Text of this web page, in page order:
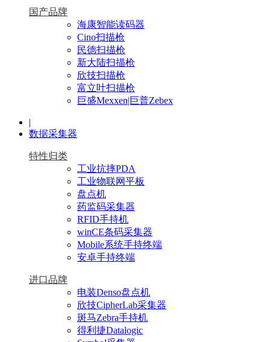
国产品牌
海康智能读码器
Cino扫描枪
民德扫描枪
新大陆扫描枪
欣技扫描枪
富立叶扫描枪
巨盛Mexxen|巨普Zebex
|
数据采集器
特性归类
工业抗摔PDA
工业物联网平板
盘点机
药监码采集器
RFID手持机
winCE条码采集器
Mobile系统手持终端
安卓手持终端
进口品牌
电装Denso盘点机
欣技CipherLab采集器
斑马Zebra手持机
得利捷Datalogic